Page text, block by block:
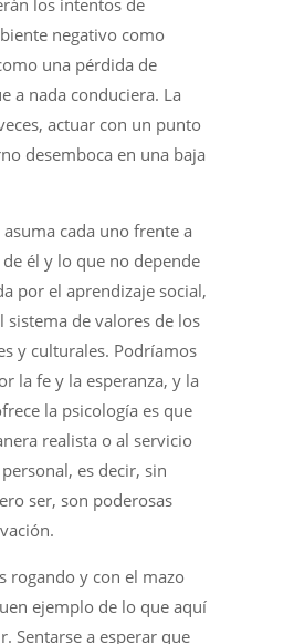
los intentos de
negativo como
una pérdida de
a nada conduciera. La
actuar con un punto
desemboca en una baja
cada uno frente a
él y lo que no depende
por el aprendizaje social,
sistema de valores de los
y culturales. Podríamos
la fe y la esperanza, y la
la psicología es que
realista o al servicio
es decir, sin
ser, son poderosas
rogando y con el mazo
ejemplo de lo que aquí
Sentarse a esperar que